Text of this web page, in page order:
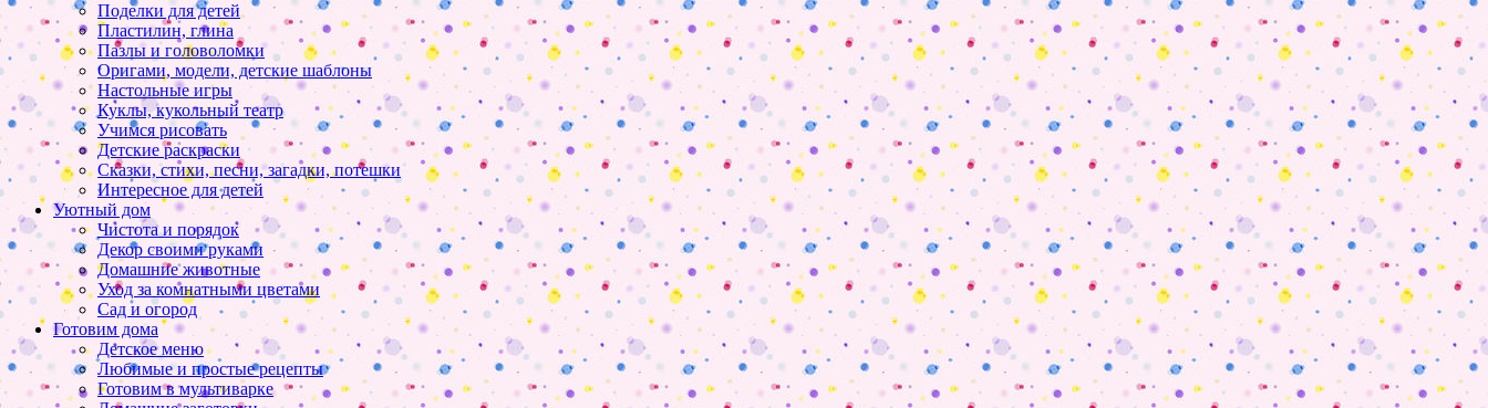
Поделки для детей
Пластилин, глина
Пазлы и головоломки
Оригами, модели, детские шаблоны
Настольные игры
Куклы, кукольный театр
Учимся рисовать
Детские раскраски
Сказки, стихи, песни, загадки, потешки
Интересное для детей
Уютный дом
Чистота и порядок
Декор своими руками
Домашние животные
Уход за комнатными цветами
Сад и огород
Готовим дома
Детское меню
Любимые и простые рецепты
Готовим в мультиварке